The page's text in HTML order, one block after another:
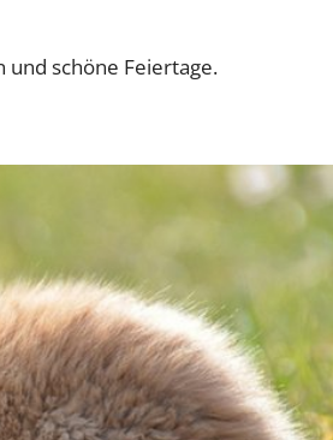
schöne Feiertage.